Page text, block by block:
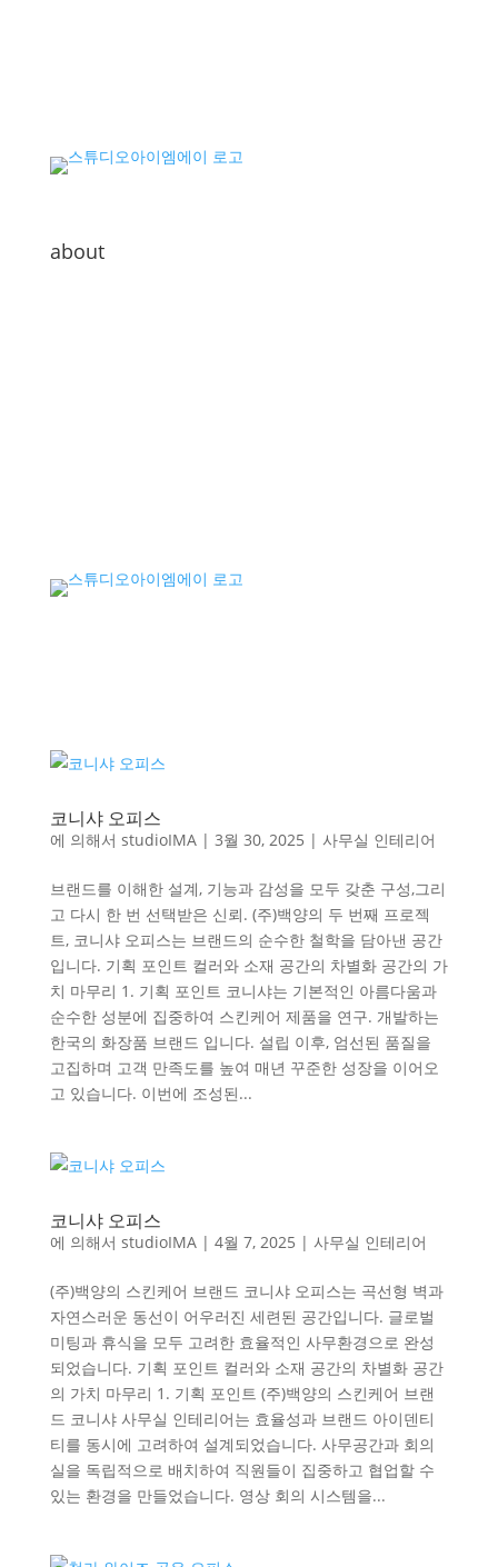
about
코니샤 오피스
에 의해서 studioIMA| 3월 30, 2025 | 사무실 인테리어
브랜드를 이해한 설계, 기능과 감성을 모두 갖춘 구성,그리
고 다시 한 번 선택받은 신뢰. (주)백양의 두 번째 프로젝
트, 코니샤 오피스는 브랜드의 순수한 철학을 담아낸 공간
입니다. 기획 포인트 컬러와 소재 공간의 차별화 공간의 가
치 마무리 1. 기획 포인트 코니샤는 기본적인 아름다움과
순수한 성분에 집중하여 스킨케어 제품을 연구. 개발하는
한국의 화장품 브랜드 입니다. 설립 이후, 엄선된 품질을
고집하며 고객 만족도를 높여 매년 꾸준한 성장을 이어오
고 있습니다. 이번에 조성된...
코니샤 오피스
에 의해서 studioIMA| 4월 7, 2025 | 사무실 인테리어
(주)백양의 스킨케어 브랜드 코니샤 오피스는 곡선형 벽과
자연스러운 동선이 어우러진 세련된 공간입니다. 글로벌
미팅과 휴식을 모두 고려한 효율적인 사무환경으로 완성
되었습니다. 기획 포인트 컬러와 소재 공간의 차별화 공간
의 가치 마무리 1. 기획 포인트 (주)백양의 스킨케어 브랜
드 코니샤 사무실 인테리어는 효율성과 브랜드 아이덴티
티를 동시에 고려하여 설계되었습니다. 사무공간과 회의
실을 독립적으로 배치하여 직원들이 집중하고 협업할 수
있는 환경을 만들었습니다. 영상 회의 시스템을...